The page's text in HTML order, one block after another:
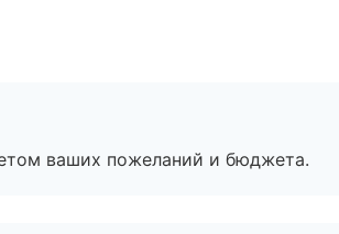
ваших пожеланий и бюджета.